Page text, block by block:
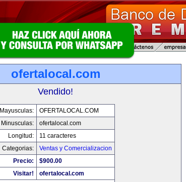
ofertalocal.com
Vendido!
Mayusculas:
OFERTALOCAL.COM
Minusculas:
ofertalocal.com
Longitud:
11 caracteres
Categorias:
Ventas y Comercializacion
Precio:
$900.00
Visitar!
ofertalocal.com